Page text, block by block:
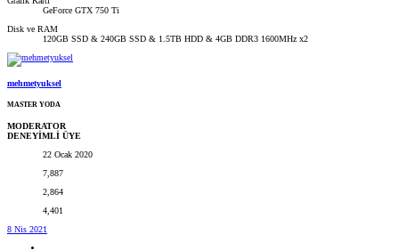
GeForce GTX 750 Ti
Disk ve RAM
120GB SSD & 240GB SSD & 1.5TB HDD & 4GB DDR3 1600MHz x2
mehmetyuksel
MASTER YODA
MODERATOR
DENEYİMLİ ÜYE
22 Ocak 2020
7,887
2,864
4,401
8 Nis 2021